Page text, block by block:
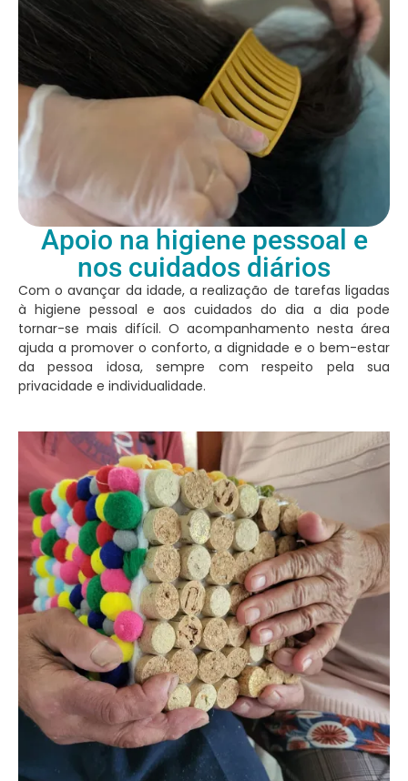
Apoio na higiene pessoal e
nos cuidados diários
Com o avançar da idade, a realização de tarefas ligadas
à higiene pessoal e aos cuidados do dia a dia pode
tornar-se mais difícil. O acompanhamento nesta área
ajuda a promover o conforto, a dignidade e o bem-estar
da pessoa idosa, sempre com respeito pela sua
privacidade e individualidade.